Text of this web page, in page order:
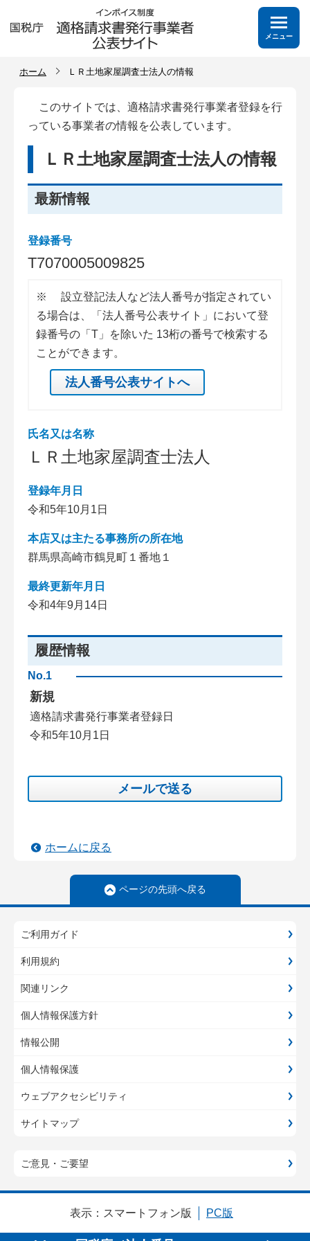
メニュー
ホーム ＬＲ土地家屋調査士法人の情報
このサイトでは、適格請求書発行事業者登録を行
っている事業者の情報を公表しています。
ＬＲ土地家屋調査士法人の情報
最新情報
登録番号
T7070005009825
※
設立登記法人など法人番号が指定されてい
る場合は、「法人番号公表サイト」において登
録番号の「T」を除いた 13桁の番号で検索する
ことができます。
法人番号公表サイトへ
氏名又は名称
ＬＲ土地家屋調査士法人
登録年月日
令和5年10月1日
本店又は主たる事務所の所在地
群馬県高崎市鶴見町１番地１
最終更新年月日
令和4年9月14日
履歴情報
No.1
新規
適格請求書発行事業者登録日
令和5年10月1日
メールで送る
ホームに戻る
ページの先頭へ戻る
ご利用ガイド
利用規約
関連リンク
個人情報保護方針
情報公開
個人情報保護
ウェブアクセシビリティ
サイトマップ
ご意見・ご要望
表示： スマートフォン版 PC版